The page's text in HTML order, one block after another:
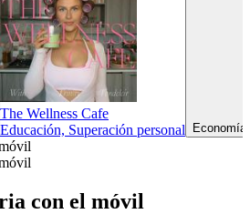
The Wellness Cafe
Educación, Superación personal
con el móvil